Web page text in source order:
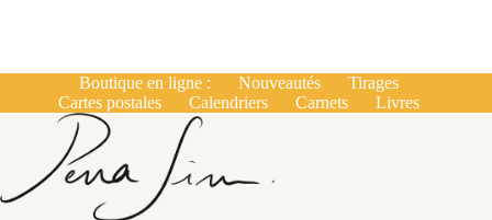
Boutique en ligne : Nouveautés
Tirages
Cartes postales
Calendriers Carnets Livres